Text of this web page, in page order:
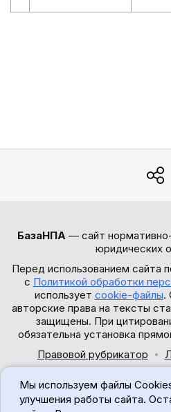
БазаНПА — сайт
юридических
Перед использованием сайта
с Политикой обработки
использует cookie-файлы.
авторские права на тексты
защищены. При
обязательна установка
Правовой рубрикатор
© 2017-
Мы используем файлы
улучшения работы сайта.